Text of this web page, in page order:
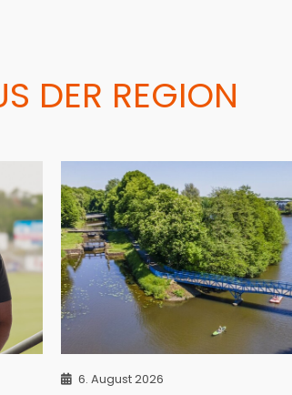
DER REGION
6. August 2026